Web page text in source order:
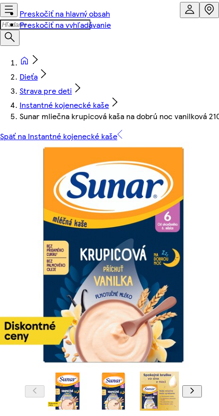
Preskočiť na hlavný obsah
Preskočiť na vyhľadávanie
Dieťa
Strava pre deti
Instantné kojenecké kaše
Sunar mliečna krupicová kaša na dobrú noc vanilková
Späť na Instantné kojenecké kaše